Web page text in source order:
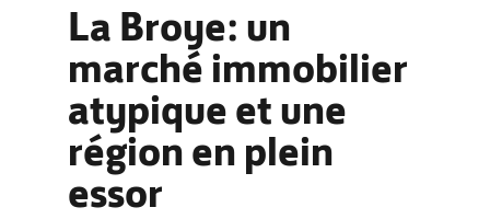
La Broye: un
marché immobilier
atypique et une
région en plein
essor